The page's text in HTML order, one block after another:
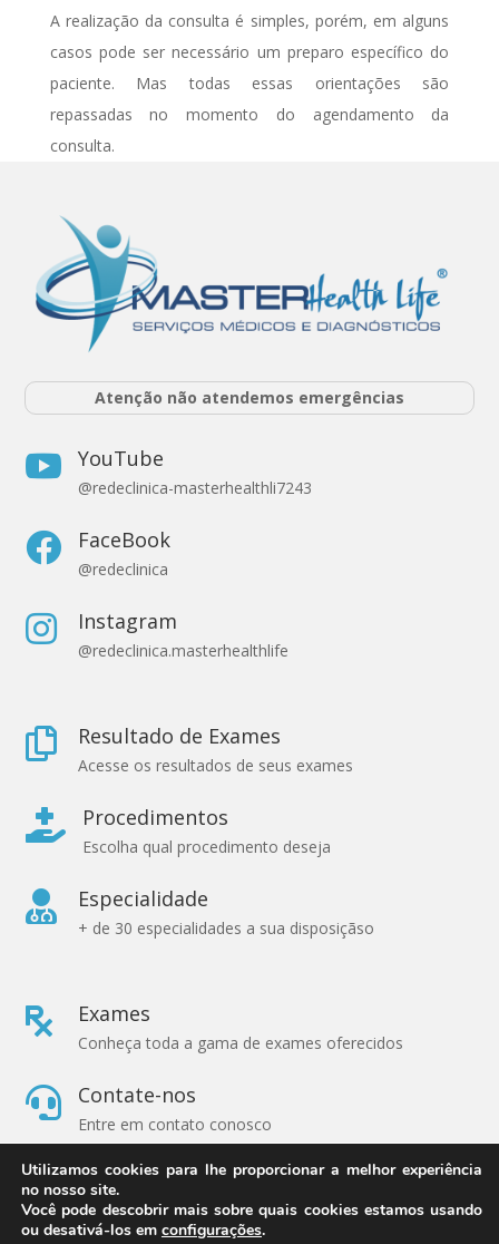
A realização da consulta é simples, porém, em alguns
casos pode ser necessário um preparo específico do
paciente. Mas todas essas orientações são
repassadas no momento do agendamento da
consulta.
Atenção não atendemos emergências
 YouTube
@redeclinica-masterhealthli7243
 FaceBook
@redeclinica
 Instagram
@redeclinica.masterhealthlife
 Resultado de Exames
Acesse os resultados de seus exames
 Procedimentos
Escolha qual procedimento deseja
 Especialidade
+ de 30 especialidades a sua disposiçãso
 Exames
Conheça toda a gama de exames oferecidos
 Contate-nos
Entre em contato conosco
 política de Privacidade
A Rede Clínica respeita sua privacidade
Utilizamos cookies para lhe proporcionar a melhor experiência
no nosso site.
Você pode descobrir mais sobre quais cookies estamos usando
ou desativá-los em configurações.